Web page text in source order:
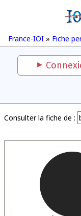
France-IOI » Fiche
Consulter la fiche de :